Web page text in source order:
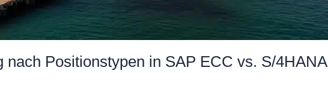
nach Positionstypen in SAP ECC vs. S/4HANA